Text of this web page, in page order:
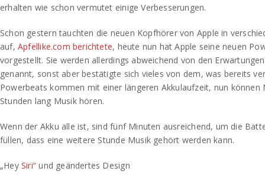
erhalten wie schon vermutet einige Verbesserungen.
Schon gestern tauchten die neuen Kopfhörer von Apple in
auf,Apfellike.com berichtete, heute nun hat Apple seine neuen
vorgestellt. Sie werden allerdings abweichend von den
genannt, sonst aber bestätigte sich vieles von dem, was bereits
Powerbeats kommen mit einer längeren Akkulaufzeit, nun können
Stunden lang Musik hören.
Wenn der Akku alle ist, sind fünf Minuten ausreichend, um die
füllen, dass eine weitere Stunde Musik gehört werden kann.
„HeySiri“ und geändertes Design